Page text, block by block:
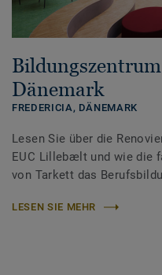
Dänemark
FREDERICIA, DÄNEMARK
Lesen Sie über die
EUC Lillebælt und wie die
von Tarkett das
LESEN SIE MEHR